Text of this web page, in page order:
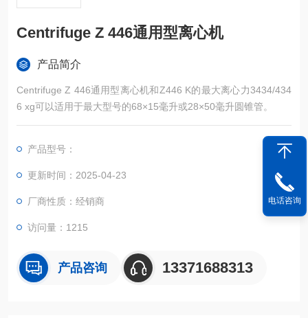
Centrifuge Z 446通用型离心机
产品简介
Centrifuge Z 446通用型离心机和Z446 K的最大离心力3434/434
6 xg可以适用于最大型号的68×15毫升或28×50毫升圆锥管。
产品型号：
更新时间：2025-04-23
厂商性质：经销商
访问量：1215
产品咨询 13371688313
电话咨询